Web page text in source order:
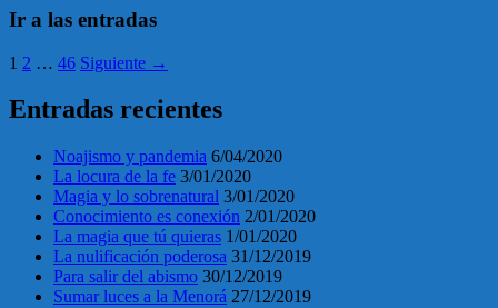
Ir a las entradas
1 2 … 46 Siguiente →
Entradas recientes
Noajismo y pandemia 6/04/2020
La locura de la fe 3/01/2020
Magia y lo sobrenatural 3/01/2020
Conocimiento es conexión 2/01/2020
La magia que tú quieras 1/01/2020
La nulificación poderosa 31/12/2019
Para salir del abismo 30/12/2019
Sumar luces a la Menorá 27/12/2019